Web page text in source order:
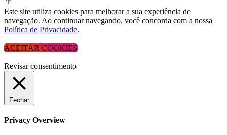
Este site utiliza cookies para melhorar a sua experiência de
navegação. Ao continuar navegando, você concorda com a nossa
Política de Privacidade.
ACEITAR COOKIES
Revisar consentimento
Fechar
Privacy Overview